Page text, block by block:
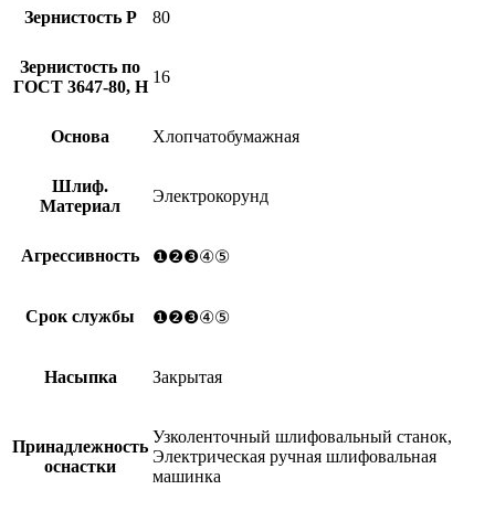
Зернистость Р 80
Зернистость по
ГОСТ 3647-80, Н
16
Основа Хлопчатобумажная
Шлиф.
Материал
Электрокорунд
Агрессивность ❶❷❸④⑤
Срок службы ❶❷❸④⑤
Насыпка Закрытая
Принадлежность
оснастки
Узколенточный шлифовальный станок,
Электрическая ручная шлифовальная
машинка